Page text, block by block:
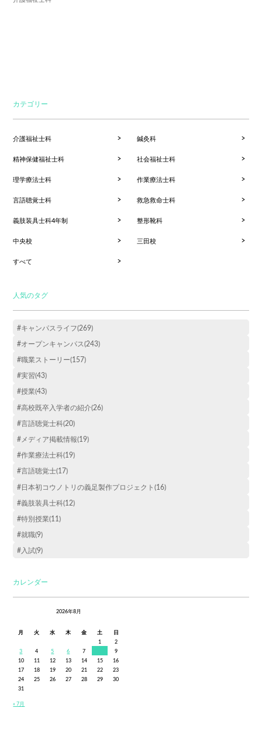
カテゴリー
介護福祉士科 鍼灸科
精神保健福祉士科 社会福祉士科
理学療法士科 作業療法士科
言語聴覚士科 救急救命士科
義肢装具士科4年制 整形靴科
中央校 三田校
すべて
人気のタグ
#キャンパスライフ(269)
#オープンキャンパス(243)
#職業ストーリー(157)
#実習(43)
#授業(43)
#高校既卒入学者の紹介(26)
#言語聴覚士科(20)
#メディア掲載情報(19)
#作業療法士科(19)
#言語聴覚士(17)
#日本初コウノトリの義足製作プロジェクト(16)
#義肢装具士科(12)
#特別授業(11)
#就職(9)
#入試(9)
カレンダー
2026年8月
月 火 水 木 金 土
日
1
2
3
4 5 6 7
9
10
11 12 13 14 15
16
17
18 19 20 21 22
23
24
25 26 27 28 29
30
31
« 7月